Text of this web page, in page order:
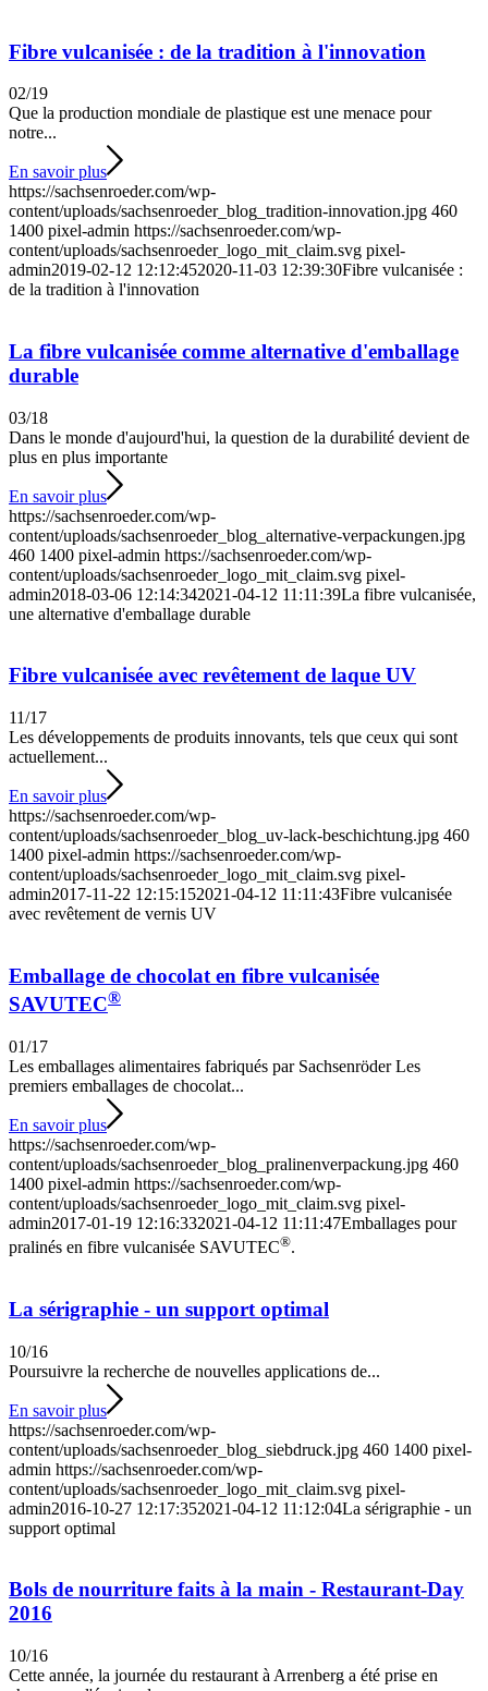
Fibre vulcanisée : de la tradition à l'innovation
02/19
Que la production mondiale de plastique est une menace pour
notre...
En savoir plus
https://sachsenroeder.com/wp-
content/uploads/sachsenroeder_blog_tradition-innovation.jpg 460
1400 pixel-admin https://sachsenroeder.com/wp-
content/uploads/sachsenroeder_logo_mit_claim.svg pixel-
admin2019-02-12 12:12:452020-11-03 12:39:30Fibre vulcanisée :
de la tradition à l'innovation
La fibre vulcanisée comme alternative d'emballage
durable
03/18
Dans le monde d'aujourd'hui, la question de la durabilité devient de
plus en plus importante
En savoir plus
https://sachsenroeder.com/wp-
content/uploads/sachsenroeder_blog_alternative-verpackungen.jpg
460 1400 pixel-admin https://sachsenroeder.com/wp-
content/uploads/sachsenroeder_logo_mit_claim.svg pixel-
admin2018-03-06 12:14:342021-04-12 11:11:39La fibre vulcanisée,
une alternative d'emballage durable
Fibre vulcanisée avec revêtement de laque UV
11/17
Les développements de produits innovants, tels que ceux qui sont
actuellement...
En savoir plus
https://sachsenroeder.com/wp-
content/uploads/sachsenroeder_blog_uv-lack-beschichtung.jpg 460
1400 pixel-admin https://sachsenroeder.com/wp-
content/uploads/sachsenroeder_logo_mit_claim.svg pixel-
admin2017-11-22 12:15:152021-04-12 11:11:43Fibre vulcanisée
avec revêtement de vernis UV
Emballage de chocolat en fibre vulcanisée
SAVUTEC®
01/17
Les emballages alimentaires fabriqués par Sachsenröder Les
premiers emballages de chocolat...
En savoir plus
https://sachsenroeder.com/wp-
content/uploads/sachsenroeder_blog_pralinenverpackung.jpg 460
1400 pixel-admin https://sachsenroeder.com/wp-
content/uploads/sachsenroeder_logo_mit_claim.svg pixel-
admin2017-01-19 12:16:332021-04-12 11:11:47Emballages pour
pralinés en fibre vulcanisée SAVUTEC®.
La sérigraphie - un support optimal
10/16
Poursuivre la recherche de nouvelles applications de...
En savoir plus
https://sachsenroeder.com/wp-
content/uploads/sachsenroeder_blog_siebdruck.jpg 460 1400 pixel-
admin https://sachsenroeder.com/wp-
content/uploads/sachsenroeder_logo_mit_claim.svg pixel-
admin2016-10-27 12:17:352021-04-12 11:12:04La sérigraphie - un
support optimal
Bols de nourriture faits à la main - Restaurant-Day
2016
10/16
Cette année, la journée du restaurant à Arrenberg a été prise en